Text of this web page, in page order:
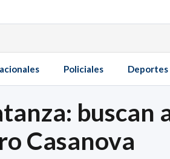
Policiales Deportes
buscan
Casanova